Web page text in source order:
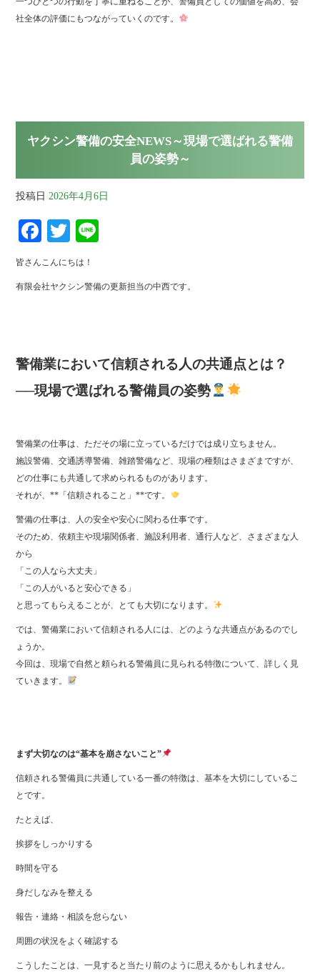
社全体の評価にもつながっていくのです。
ヤクシン警備の安全NEWS～現場で選ばれる警備
員の姿勢～
投稿日 2026年4月6日
Fa
ce
bo
ok
T
wi
tte
皆さんこんにちは！
有限会社ヤクシン警備の更新担当の中西です。
警備業において信頼される人の共通点とは？
──現場で選ばれる警備員の姿勢
警備業の仕事は、ただその場に立っているだけでは成り立ちません。
施設警備、交通誘導警備、雑踏警備など、現場の種類はさまざまですが、
どの仕事にも共通して求められるものがあります。
それが、**「信頼されること」**です。
警備の仕事は、人の安全や安心に関わる仕事です。
そのため、依頼主や現場関係者、施設利用者、通行人など、さまざまな人
から
「この人なら大丈夫」
「この人がいると安心できる」
と思ってもらえることが、とても大切になります。
では、警備業において信頼される人には、どのような共通点があるのでし
ょうか。
今回は、現場で自然と頼られる警備員に見られる特徴について、詳しく見
ていきます。
まず大切なのは“基本を崩さないこと”
信頼される警備員に共通している一番の特徴は、基本を大切にしているこ
とです。
たとえば、
挨拶をしっかりする
時間を守る
身だしなみを整える
報告・連絡・相談を怠らない
周囲の状況をよく確認する
こうしたことは、一見すると当たり前のように思えるかもしれません。